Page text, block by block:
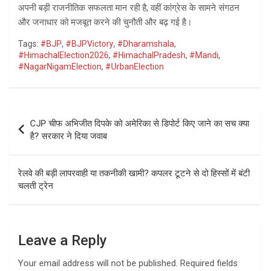
अपनी बड़ी राजनीतिक सफलता मान रही है, वहीं कांग्रेस के सामने संगठन
और जनाधार को मजबूत करने की चुनौती और बढ़ गई है।
Tags: #BJP, #BJPVictory, #Dharamshala,
#HimachalElection2026, #HimachalPradesh, #Mandi,
#NagarNigamElection, #UrbanElection
navigation
CJP चीफ अभिजीत दिपके को अमेरिका से डिपोर्ट किए जाने का सच क्या
है? सरकार ने दिया जवाब
रेलवे की बड़ी लापरवाही या तकनीकी खामी? कपलर टूटने से दो हिस्सों में बंटी
चलती ट्रेन
Leave a Reply
Your email address will not be published. Required fields